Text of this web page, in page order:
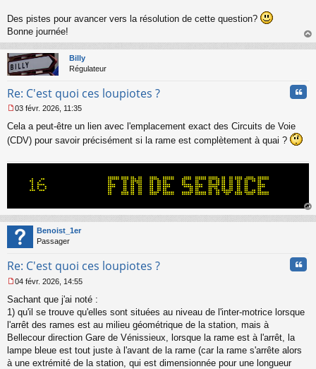
Des pistes pour avancer vers la résolution de cette question?
Bonne journée!
au
Billy
Régulateur
Re: C'est quoi ces loupiotes ?
e
s
l
u
03 févr. 2026, 11:35
Cela a peut-être un lien avec l'emplacement exact des Circuits de Voie
(CDV) pour savoir précisément si la rame est complètement à quai ?
au
Benoist_1er
Passager
Re: C'est quoi ces loupiotes ?
e
s
g
e
n
04 févr. 2026, 14:55
Sachant que j'ai noté :
1) qu'il se trouve qu'elles sont situées au niveau de l'inter-motrice lorsque
l'arrêt des rames est au milieu géométrique de la station, mais à
Bellecour direction Gare de Vénissieux, lorsque la rame est à l'arrêt, la
lampe bleue est tout juste à l'avant de la rame (car la rame s'arrête alors
à une extrémité de la station, qui est dimensionnée pour une longueur